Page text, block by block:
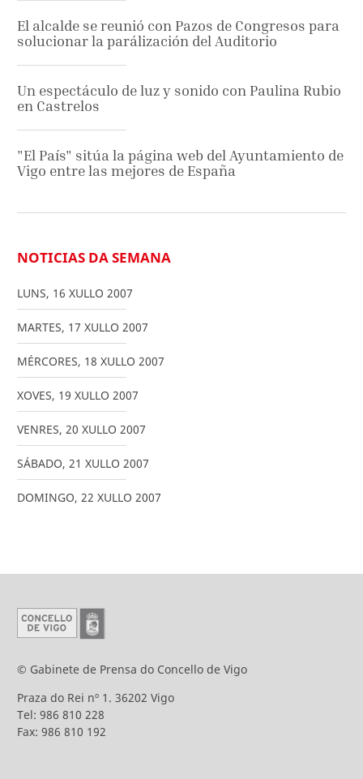
El alcalde se reunió con Pazos de Congresos para
solucionar la parálización del Auditorio
Un espectáculo de luz y sonido con Paulina Rubio
en Castrelos
"El País" sitúa la página web del Ayuntamiento de
Vigo entre las mejores de España
NOTICIAS DA SEMANA
LUNS, 16 XULLO 2007
MARTES, 17 XULLO 2007
MÉRCORES, 18 XULLO 2007
XOVES, 19 XULLO 2007
VENRES, 20 XULLO 2007
SÁBADO, 21 XULLO 2007
DOMINGO, 22 XULLO 2007
© Gabinete de Prensa do Concello de Vigo
Praza do Rei nº 1. 36202 Vigo
Tel: 986 810 228
Fax: 986 810 192